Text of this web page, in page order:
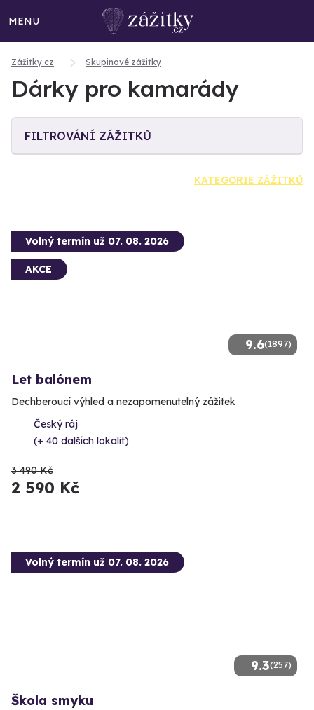
MENU
Zážitky.cz Skupinové zážitky
Dárky pro kamarády
FILTROVÁNÍ ZÁŽITKŮ
KATEGORIE ZÁŽITKŮ
9.6(1897)
Volný termín už 07. 08. 2026
AKCE
Let balónem
Dechberoucí výhled a nezapomenutelný zážitek
Český ráj
(+ 40 dalších lokalit)
3 490 Kč
2 590 Kč
9.3(257)
Volný termín už 07. 08. 2026
Škola smyku